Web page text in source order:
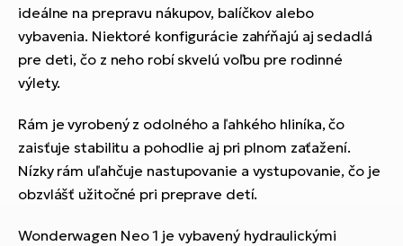
ideálne na prepravu nákupov, balíčkov alebo
vybavenia. Niektoré konfigurácie zahŕňajú aj sedadlá
pre deti, čo z neho robí skvelú voľbu pre rodinné
výlety.
Rám je vyrobený z odolného a ľahkého hliníka, čo
zaisťuje stabilitu a pohodlie aj pri plnom zaťažení.
Nízky rám uľahčuje nastupovanie a vystupovanie, čo je
obzvlášť užitočné pri preprave detí.
Wonderwagen Neo 1 je vybavený hydraulickými